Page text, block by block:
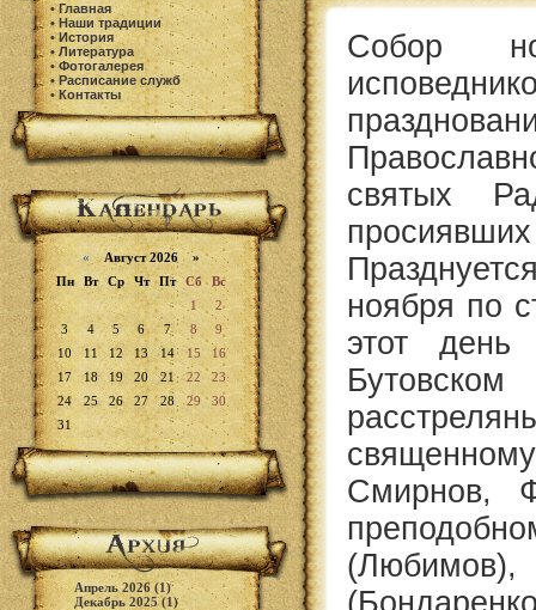
•Главная
•Наши традиции
•История
•Литература
•Фотогалерея
•Расписание служб
•Контакты
«Август 2026 »
Пн
Вт Ср Чт Пт Сб
Вс
1
2
3
4 5 6 7 8
9
10
11 12 13 14 15
16
17
18 19 20 21 22
23
24
25 26 27 28 29
30
31
Апрель 2026 (1)
Декабрь 2025 (1)
Собор
святых
ноября по
этот
Смирнов,